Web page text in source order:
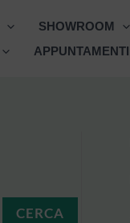
SHOWROOM
APPUNTAMENTI
CERCA